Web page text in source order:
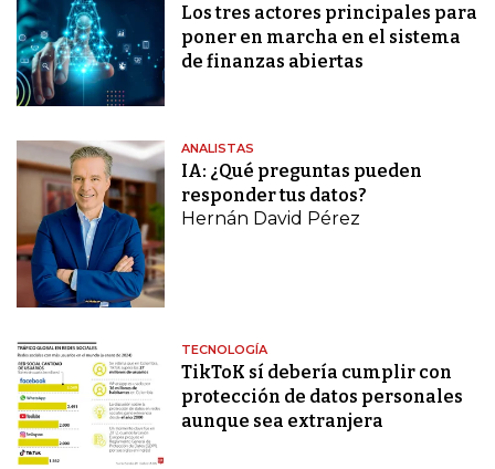
Los tres actores principales para
poner en marcha en el sistema
de finanzas abiertas
ANALISTAS
IA: ¿Qué preguntas pueden
responder tus datos?
Hernán David Pérez
TECNOLOGÍA
TikToK sí debería cumplir con
protección de datos personales
aunque sea extranjera